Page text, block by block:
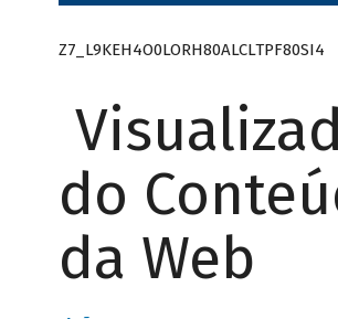
Z7_L9KEH4O0LORH80ALCLTPF80SI4
do
da Web